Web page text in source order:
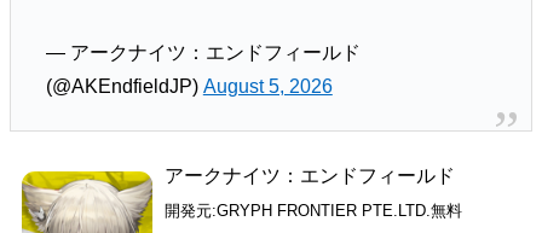
— アークナイツ：エンドフィールド
(@AKEndfieldJP) August 5, 2026
アークナイツ：エンドフィールド
開発元:GRYPH FRONTIER PTE.LTD. 無料